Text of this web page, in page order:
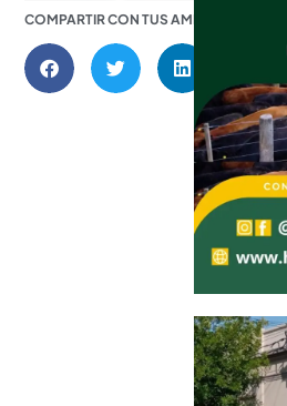
COMPARTIR CON TUS AMIGOS